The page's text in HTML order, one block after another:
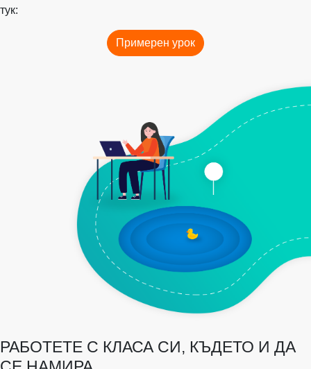
тук:
Примерен урок
РАБОТЕТЕ С КЛАСА СИ, КЪДЕТО И ДА